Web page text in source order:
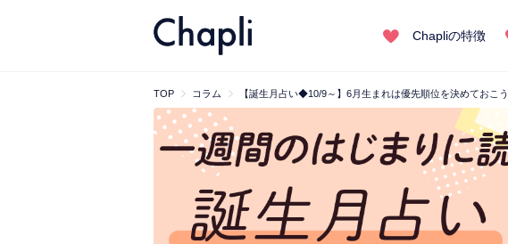
Chapliの特徴
TOP コラム 【誕生月占い◆10/9～】6月生まれは優先順位を決めてお